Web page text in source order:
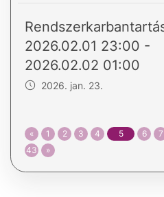
2026.02.01 23:00 -
2026.02.02 01:00
2026. jan. 23.
« 1 2 3 4 5 6 7
43
»